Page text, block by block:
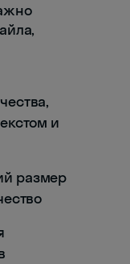
и
размер